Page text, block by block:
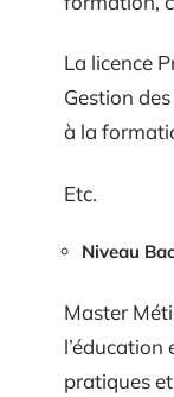
La licence
Gestion
à la
Etc.
Niveau
Master
l’éducation
pratiques